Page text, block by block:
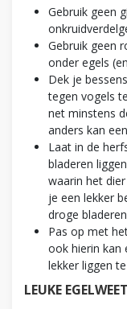
Gebruik geen
Gebruik geen
onder egels
Dek je
tegen vogels
net minstens
anders kan
Laat in de
bladeren
waarin het
je een lekker
droge
Pas op met
ook hierin kan
lekker liggen
LEUKE